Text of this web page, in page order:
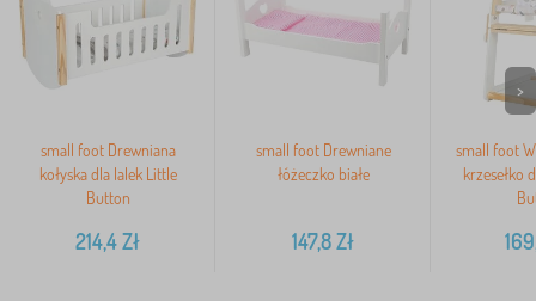
small foot Drewniana
kołyska dla lalek Little
Button
214,4Zł
small foot Drewniane
łóżeczko białe
147,8Zł
small foot
krzesełko
>